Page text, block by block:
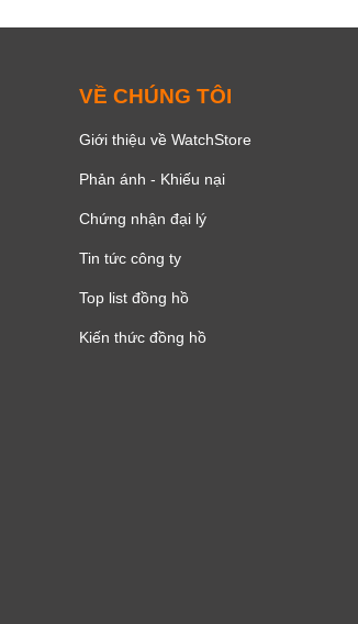
VỀ CHÚNG TÔI
Giới thiệu về WatchStore
Phản ánh - Khiếu nại
Chứng nhận đại lý
Tin tức công ty
Top list đồng hồ
Kiến thức đồng hồ